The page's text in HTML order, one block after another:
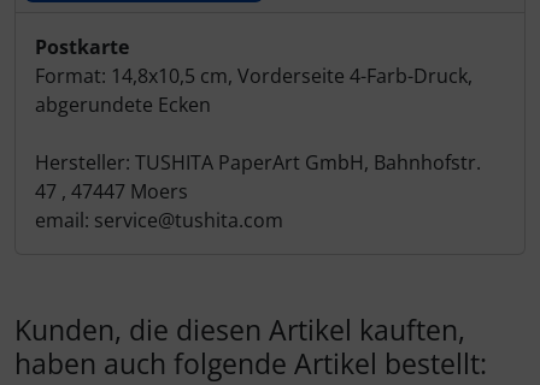
Produktbeschreibung
Postkarte
Format: 14,8x10,5 cm, Vorderseite 4-Farb-Druck,
abgerundete Ecken
Hersteller: TUSHITA PaperArt GmbH, Bahnhofstr.
47 , 47447 Moers
email: service@tushita.com
Kunden, die diesen Artikel kauften,
haben auch folgende Artikel bestellt: